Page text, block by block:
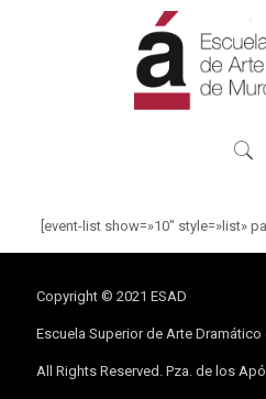
[event-list show=»10″ style=»list»
Copyright © 2021 ESAD
Escuela Superior de Arte Dramático
All Rights Reserved. Pza. de los